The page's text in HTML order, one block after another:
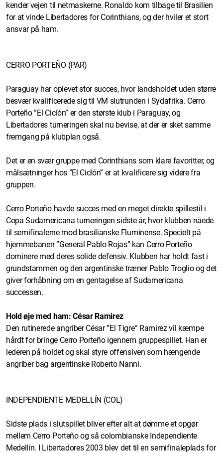
kender vejen til netmaskerne. Ronaldo kom tilbage til Brasilien
for at vinde Libertadores for Corinthians, og der hviler et stort
ansvar på ham.
CERRO PORTEÑO (PAR)
Paraguay har oplevet stor succes, hvor landsholdet uden større
besvær kvalificerede sig til VM slutrunden i Sydafrika. Cerro
Porteño ”El Ciclón” er den største klub i Paraguay, og
Libertadores turneringen skal nu bevise, at der er sket samme
fremgang på klubplan også.
Det er en svær gruppe med Corinthians som klare favoritter, og
målsætninger hos ”El Ciclón” er at kvalificere sig videre fra
gruppen.
Cerro Porteño havde succes med en meget direkte spillestil i
Copa Sudamericana turneringen sidste år, hvor klubben nåede
til semifinalerne mod brasilianske Fluminense. Specielt på
hjemmebanen ”General Pablo Rojas” kan Cerro Porteño
dominere med deres solide defensiv. Klubben har holdt fast i
grundstammen og den argentinske træner Pablo Troglio og det
giver forhåbning om en gentagelse af Sudamericana
successen.
Hold øje med ham: César Ramirez
Den rutinerede angriber César ”El Tigre” Ramirez vil kæmpe
hårdt for bringe Cerro Porteño igennem gruppespillet. Han er
lederen på holdet og skal styre offensiven som hængende
angriber bag argentinske Roberto Nanni.
INDEPENDIENTE MEDELLÍN (COL)
Sidste plads i slutspillet bliver efter alt at dømme et opgør
mellem Cerro Porteño og så colombianske Independiente
Medellín. I Libertadores 2003 blev det til en semifinaleplads for